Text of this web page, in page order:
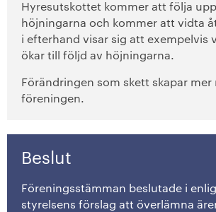
Hyresutskottet kommer att följa
höjningarna och kommer att vidta
i efterhand visar sig att exempelvis
ökar till följd av höjningarna.
Förändringen som skett skapar
föreningen.
Beslut
Föreningsstämman beslutade i
styrelsens förslag att överlämna